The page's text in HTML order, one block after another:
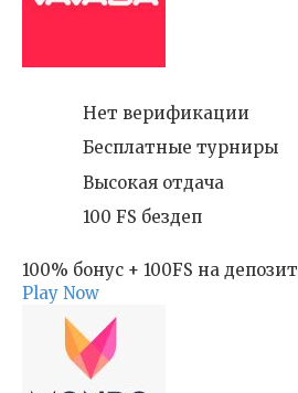
Нет верификации
Бесплатные турниры
Высокая отдача
100 FS бездеп
100% бонус + 100FS на депозит
Play Now